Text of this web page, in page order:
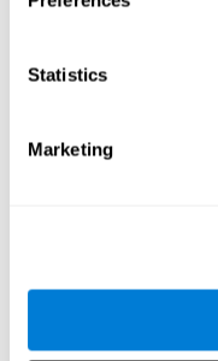
Statistics
Marketing
servicios de suscripción
("Suscripciones"). Por
obtener más información
los Servicios Pagados
motivo, y tenemos la
puede variar, por
mensual o anual (un
describe en el curso de